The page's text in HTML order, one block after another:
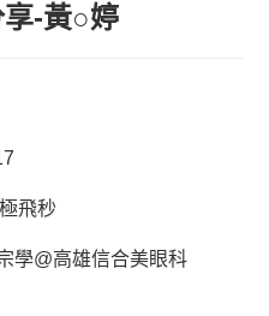
-黃○婷
飛秒
學@高雄信合美眼科